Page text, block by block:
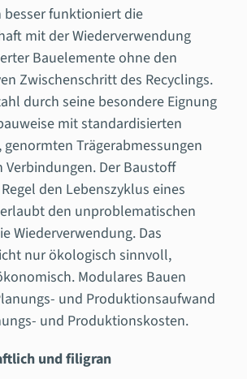
besser funktioniert die
mit der Wiederverwendung
Bauelemente ohne den
Zwischenschritt des Recyclings.
durch seine besondere Eignung
mit standardisierten
Trägerabmessungen
Verbindungen. Der Baustoff
den Lebenszyklus eines
den unproblematischen
Wiederverwendung. Das
nur ökologisch sinnvoll,
Modulares Bauen
und Produktionsaufwand
und Produktionskosten.
und filigran